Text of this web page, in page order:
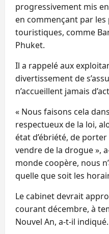
progressivement mis
en commençant par
touristiques, comme
Phuket.
Il a rappelé aux
divertissement de
n’accueillent jamais
« Nous faisons cela
respectueux de la loi,
état d’ébriété, de
vendre de la drogue »,
monde coopère, nous
quelle que soit les
Le cabinet devrait
courant décembre, à
Nouvel An, a-t-il indiqué.